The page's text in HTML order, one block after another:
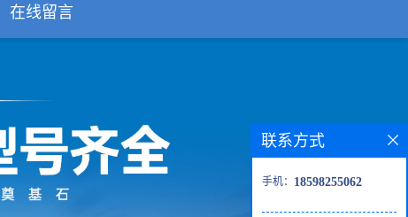
在线留言
联系方式
手机： 18598255062